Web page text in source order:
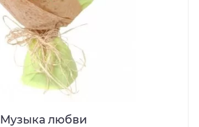
Музыка любви